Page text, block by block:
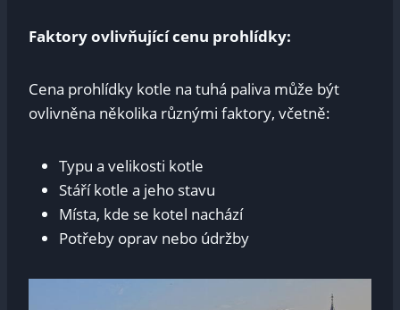
Faktory ovlivňující cenu prohlídky:
Cena prohlídky kotle na tuhá paliva může být
ovlivněna několika různými faktory, včetně:
Typu a velikosti kotle
Stáří kotle a jeho stavu
Místa, kde se kotel nachází
Potřeby oprav nebo údržby